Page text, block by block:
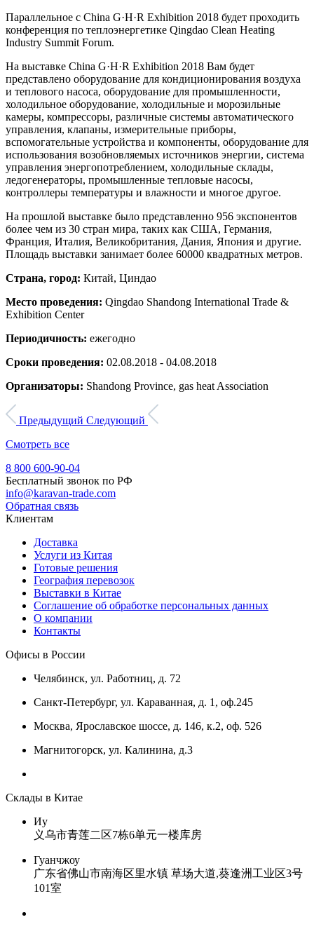
Параллельное с China G·H·R Exhibition 2018 будет проходить
конференция по теплоэнергетике Qingdao Clean Heating
Industry Summit Forum.
На выставке China G·H·R Exhibition 2018 Вам будет
представлено оборудование для кондиционирования воздуха
и теплового насоса, оборудование для промышленности,
холодильное оборудование, холодильные и морозильные
камеры, компрессоры, различные системы автоматического
управления, клапаны, измерительные приборы,
вспомогательные устройства и компоненты, оборудование для
использования возобновляемых источников энергии, система
управления энергопотреблением, холодильные склады,
ледогенераторы, промышленные тепловые насосы,
контроллеры температуры и влажности и многое другое.
На прошлой выставке было представленно 956 экспонентов
более чем из 30 стран мира, таких как США, Германия,
Франция, Италия, Великобритания, Дания, Япония и другие.
Площадь выставки занимает более 60000 квадратных метров.
Страна, город: Китай, Циндао
Место проведения: Qingdao Shandong International Trade &
Exhibition Center
Периодичность: ежегодно
Сроки проведения: 02.08.2018 - 04.08.2018
Организаторы: Shandong Province, gas heat Association
Предыдущий Следующий
Смотреть все
8 800 600-90-04
Бесплатный звонок по РФ
info@karavan-trade.com
Обратная связь
Клиентам
Доставка
Услуги из Китая
Готовые решения
География перевозок
Выставки в Китае
Соглашение об обработке персональных данных
О компании
Контакты
Офисы в России
Челябинск, ул. Работниц, д. 72
Санкт-Петербург, ул. Караванная, д. 1, оф.245
Москва, Ярославское шоссе, д. 146, к.2, оф. 526
Магнитогорск, ул. Калинина, д.3
Склады в Китае
Иу
义乌市青莲二区7栋6单元一楼库房
Гуанчжоу
广东省佛山市南海区里水镇 草场大道,葵逢洲工业区3号
101室